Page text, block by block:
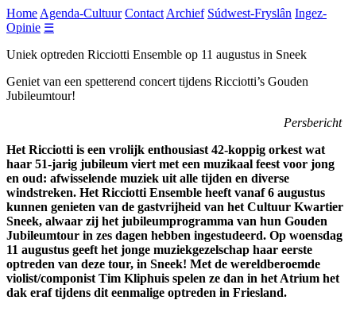
Home Agenda-Cultuur Contact Archief Súdwest-Fryslân Ingez-
Opinie ☰
Uniek optreden Ricciotti Ensemble op 11 augustus in Sneek
Geniet van een spetterend concert tijdens Ricciotti’s Gouden
Jubileumtour!
Persbericht
Het Ricciotti is een vrolijk enthousiast 42-koppig orkest wat
haar 51-jarig jubileum viert met een muzikaal feest voor jong
en oud: afwisselende muziek uit alle tijden en diverse
windstreken. Het Ricciotti Ensemble heeft vanaf 6 augustus
kunnen genieten van de gastvrijheid van het Cultuur Kwartier
Sneek, alwaar zij het jubileumprogramma van hun Gouden
Jubileumtour in zes dagen hebben ingestudeerd. Op woensdag
11 augustus geeft het jonge muziekgezelschap haar eerste
optreden van deze tour, in Sneek! Met de wereldberoemde
violist/componist Tim Kliphuis spelen ze dan in het Atrium het
dak eraf tijdens dit eenmalige optreden in Friesland.